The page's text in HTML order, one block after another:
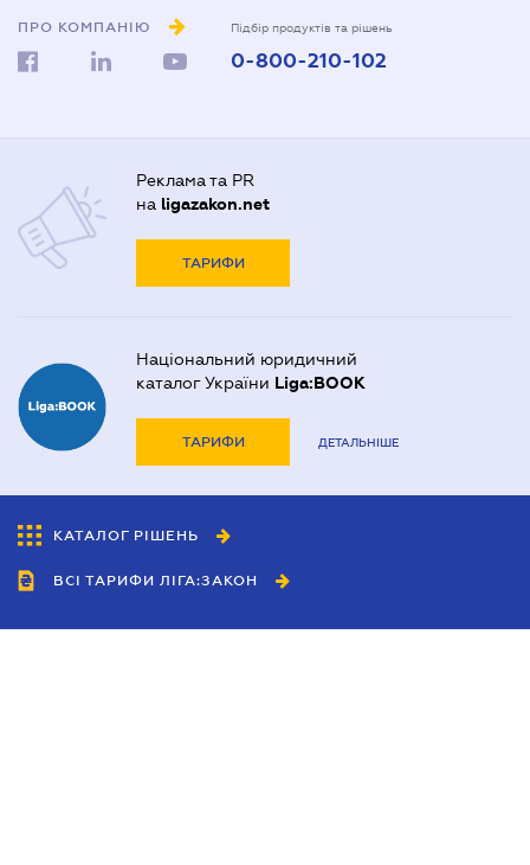
ПРО КОМПАНІЮ Підбір продуктів та рішень
0-800-210-102
Реклама та PR
на ligazakon.net
ТАРИФИ
Національний юридичний
каталог України Liga:BOOK
ТАРИФИ ДЕТАЛЬНІШЕ
КАТАЛОГ РІШЕНЬ
ВСІ ТАРИФИ ЛІГА:ЗАКОН